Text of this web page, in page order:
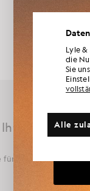
Ihre erste
Mitglieder,
Lyle
die
Sie
Alle
für